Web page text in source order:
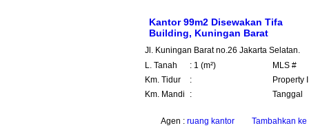
Kantor 99m2 Disewakan Tifa
Building, Kuningan Barat
Jl. Kuningan Barat no.26 Jakarta Selatan.
L. Tanah
: 1 (m²)
Km. Tidur
:
Km. Mandi
:
MLS #
Property
Tanggal
Agen : ruang kantor Tambahkan ke